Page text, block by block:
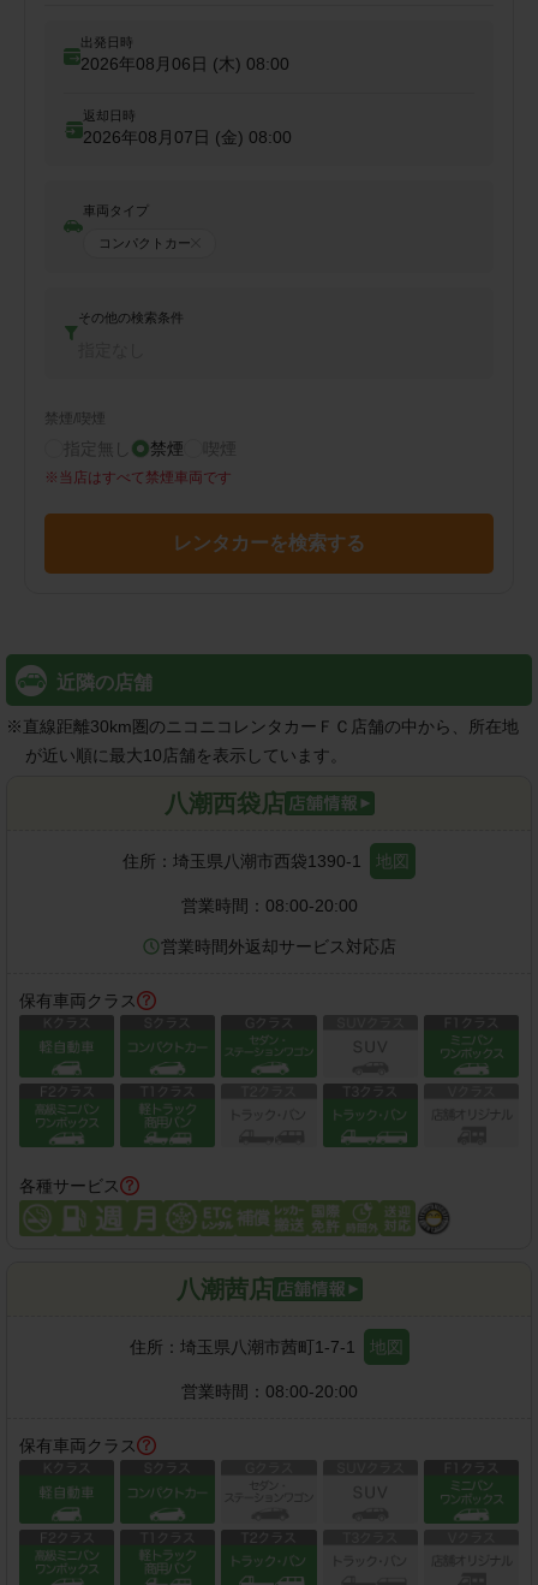
出発日時
2026年08月06日 (木) 08:00
返却日時
2026年08月07日 (金) 08:00
車両タイプ
コンパクトカー
その他の検索条件
禁煙/喫煙
指定無し 禁煙 喫煙
※ 当店はすべて禁煙車両です
レンタカーを検索する
近隣の店舗
※直線距離30km圏のニコニコレンタカーＦＣ店舗の中から、所在地
が近い順に最大10店舗を表示しています。
八潮西袋店
住所： 埼玉県八潮市西袋1390-1 地図
営業時間： 08:00-20:00
営業時間外返却サービス対応店
保有車両クラス
各種サービス
八潮茜店
住所： 埼玉県八潮市茜町1-7-1 地図
営業時間： 08:00-20:00
保有車両クラス